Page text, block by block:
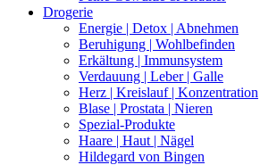
Drogerie
Energie | Detox | Abnehmen
Beruhigung | Wohlbefinden
Erkältung | Immunsystem
Verdauung | Leber | Galle
Herz | Kreislauf | Konzentration
Blase | Prostata | Nieren
Spezial-Produkte
Haare | Haut | Nägel
Hildegard von Bingen